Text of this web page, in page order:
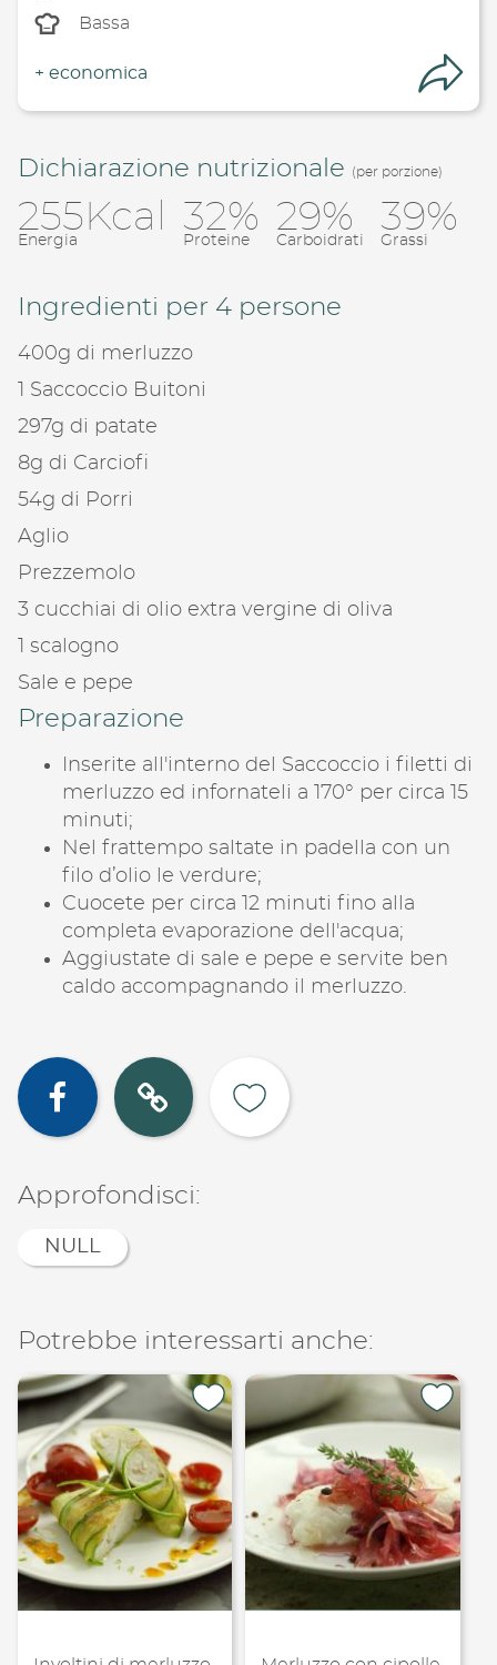
Bassa
+ economica
Copia
Dichiarazione nutrizionale (per porzione)
255Kcal
Energia
32%
Proteine
29%
Carboidrati
39%
Grassi
Ingredienti per 4 persone
400g di merluzzo
1 Saccoccio Buitoni
297g di patate
8g di Carciofi
54g di Porri
Aglio
Prezzemolo
3 cucchiai di olio extra vergine di oliva
1 scalogno
Sale e pepe
Preparazione
Inserite all'interno del Saccoccio i filetti di
merluzzo ed infornateli a 170° per circa 15
minuti;
Nel frattempo saltate in padella con un
filo d’olio le verdure;
Cuocete per circa 12 minuti fino alla
completa evaporazione dell'acqua;
Aggiustate di sale e pepe e servite ben
caldo accompagnando il merluzzo.
Condividi
Copia
Approfondisci:
NULL
Potrebbe interessarti anche: